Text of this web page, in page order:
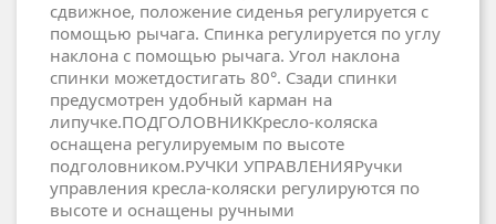
сдвижное, положение сиденья регулируется с
помощью рычага. Спинка регулируется по углу
наклона с помощью рычага. Угол наклона
спинки можетдостигать 80°. Сзади спинки
предусмотрен удобный карман на
липучке.ПОДГОЛОВНИККресло-коляска
оснащена регулируемым по высоте
подголовником.РУЧКИ УПРАВЛЕНИЯРучки
управления кресла-коляски регулируются по
высоте и оснащены ручными